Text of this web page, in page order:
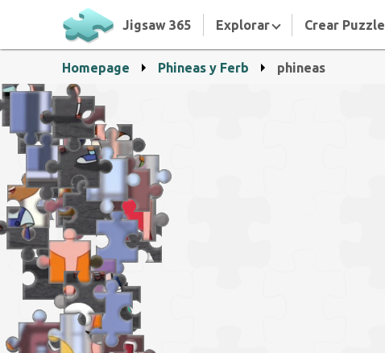
Jigsaw 365 Explorar Crear Puzzle
Homepage Phineas y Ferb phineas